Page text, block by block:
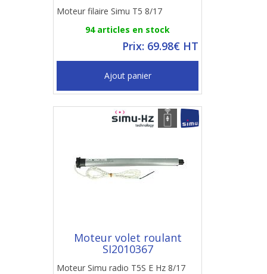
Moteur filaire Simu T5 8/17
94 articles en stock
Prix: 69.98€ HT
Ajout panier
Moteur volet roulant
SI2010367
Moteur Simu radio T5S E Hz 8/17